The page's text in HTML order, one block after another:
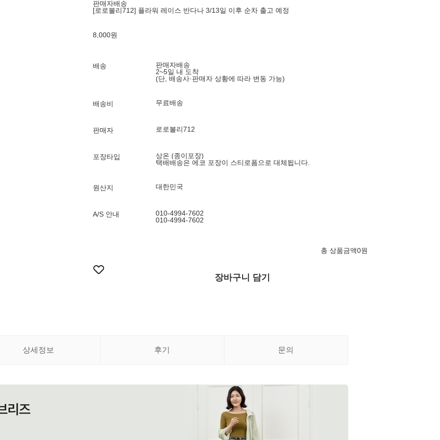
판매자배송
[로로볼리712] 플라워 레이스 반다나 3/13일 이후 순차 출고 예정
8,000원
배송
판매자배송
2~5일 내 도착
(단, 배송사·판매자 상황에 따라 변동 가능)
배송비 무료배송
판매자 로로볼리712
포장타입
상온 (종이포장)
택배배송은 에코 포장이 스티로폼으로 대체됩니다.
원산지 대한민국
A/S 안내
010-4994-7602
010-4994-7602
총 상품금액0원
장바구니 담기
상세정보 후기 문의